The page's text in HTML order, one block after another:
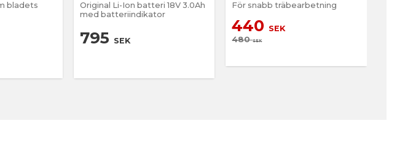
bladets
Original Li-Ion batteri 18V 3.0Ah
med batteriindikator
795 SEK
För snabb träbearbetning
440 SEK
480SEK